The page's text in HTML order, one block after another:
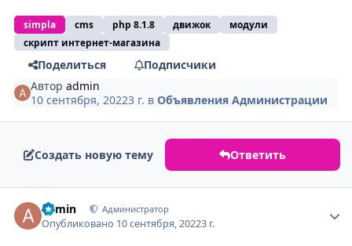
simpla cms php 8.1.8 движок
модули
скрипт интернет-магазина
Поделиться
Подписчики
Авторadmin
10 сентября, 20223 г. вОбъявления Администрации
Создать новую тему Ответить
admin Администратор
Опубликовано 10 сентября, 20223 г.